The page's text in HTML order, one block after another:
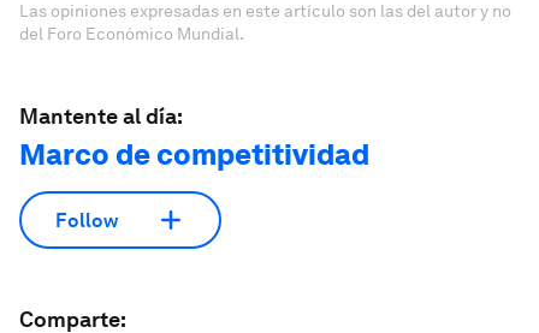
Las opiniones expresadas en este artículo son las del autor y no
del Foro Económico Mundial.
Mantente al día:
Marco de competitividad
Follow
Comparte: